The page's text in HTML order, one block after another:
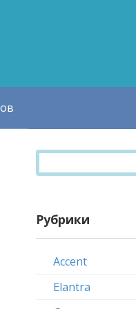
Поиск:
Рубрики
Accent
Elantra